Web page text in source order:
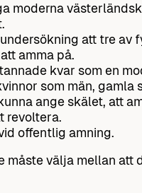
moderna
att tre av
amma på.
kvar som en
som män, gamla
ange skälet, att
revoltera.
offentlig amning.
måste välja mellan att